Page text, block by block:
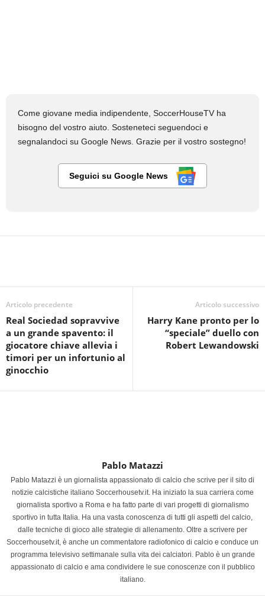
Come giovane media indipendente, SoccerHouseTV ha
bisogno del vostro aiuto. Sosteneteci seguendoci e
segnalandoci su Google News. Grazie per il vostro sostegno!
Seguici su Google News
Articolo precedente
Real Sociedad sopravvive
a un grande spavento: il
giocatore chiave allevia i
timori per un infortunio al
ginocchio
Articolo successivo
Harry Kane pronto per lo
“speciale” duello con
Robert Lewandowski
Pablo Matazzi
Pablo Matazzi è un giornalista appassionato di calcio che scrive per il sito di
notizie calcistiche italiano Soccerhousetv.it. Ha iniziato la sua carriera come
giornalista sportivo a Roma e ha fatto parte di vari progetti di giornalismo
sportivo in tutta Italia. Ha una vasta conoscenza di tutti gli aspetti del calcio,
dalle tecniche di gioco alle strategie di allenamento. Oltre a scrivere per
Soccerhousetv.it, è anche un commentatore radiofonico di calcio e conduce un
programma televisivo settimanale sulla vita dei calciatori. Pablo è un grande
appassionato di calcio e ama condividere le sue conoscenze con il pubblico
italiano.